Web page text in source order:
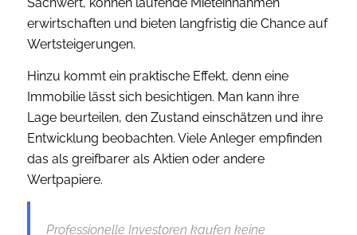
Sachwert, können laufende Mieteinnahmen
erwirtschaften und bieten langfristig die Chance auf
Wertsteigerungen.
Hinzu kommt ein praktische Effekt, denn eine
Immobilie lässt sich besichtigen. Man kann ihre
Lage beurteilen, den Zustand einschätzen und ihre
Entwicklung beobachten. Viele Anleger empfinden
das als greifbarer als Aktien oder andere
Wertpapiere.
Professionelle Investoren kaufen keine